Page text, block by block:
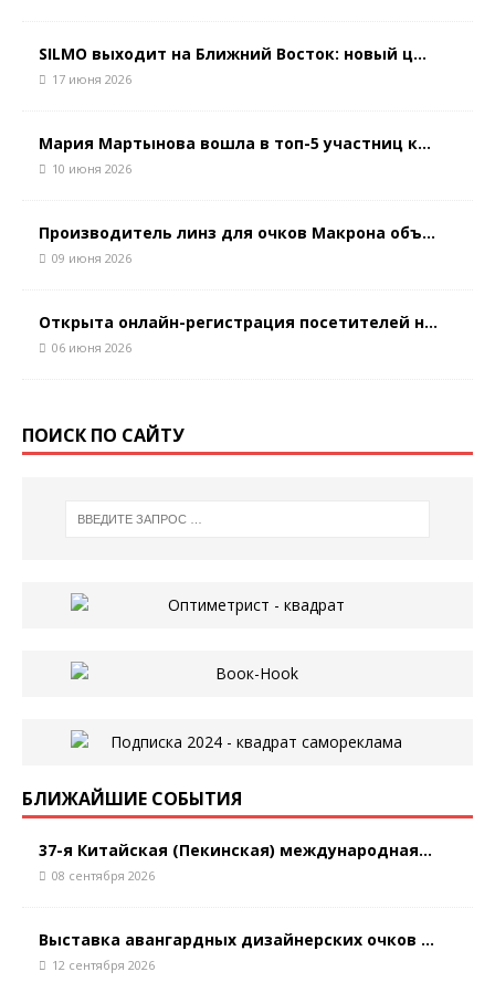
SILMO выходит на Ближний Восток: новый ц...
17 июня 2026
Мария Мартынова вошла в топ-5 участниц к...
10 июня 2026
Производитель линз для очков Макрона объ...
09 июня 2026
Открыта онлайн-регистрация посетителей н...
06 июня 2026
ПОИСК ПО САЙТУ
БЛИЖАЙШИЕ СОБЫТИЯ
37-я Китайская (Пекинская) международная...
08 сентября 2026
Выставка авангардных дизайнерских очков ...
12 сентября 2026